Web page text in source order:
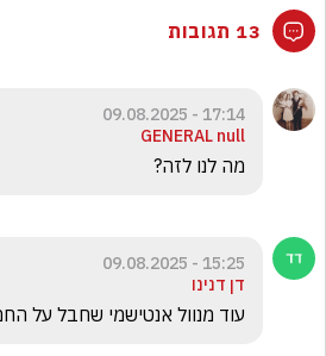
13 תגובות
17:14 - 09.08.2025
GENERAL null
מה לנו לזה?
15:25 - 09.08.2025
דן דנינו
עוד מנוול אנטישמי שחבל על